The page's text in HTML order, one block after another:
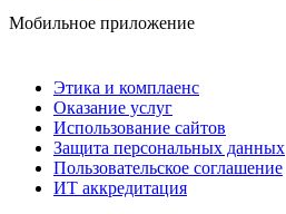
Мобильное приложение
Этика и комплаенс
Оказание услуг
Использование сайтов
Защита персональных данных
Пользовательское соглашение
ИТ аккредитация